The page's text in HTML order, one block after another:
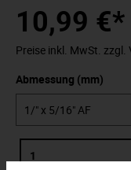
10,99 €*
Preise inkl. MwSt.
Abmessung (mm)